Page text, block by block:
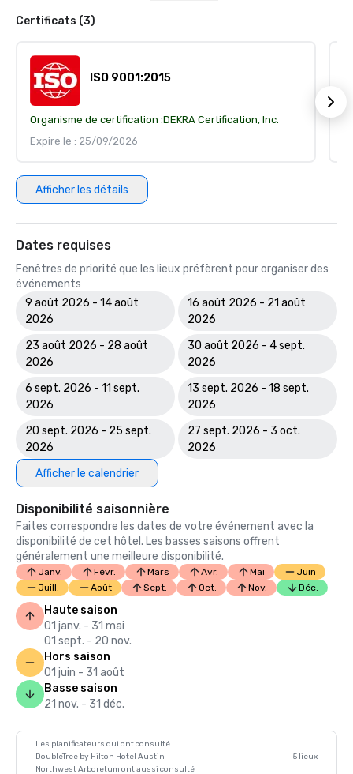
Certificats (3)
ISO 9001:2015
Organisme de certification :DEKRA Certification, Inc.
Expire le : 25/09/2026
Afficher les détails
Dates requises
Fenêtres de priorité que les lieux préfèrent pour organiser des
événements
9 août 2026 - 14 août
2026
16 août 2026 - 21 août
2026
23 août 2026 - 28 août
2026
30 août 2026 - 4 sept.
2026
6 sept. 2026 - 11 sept.
2026
13 sept. 2026 - 18 sept.
2026
20 sept. 2026 - 25 sept.
2026
27 sept. 2026 - 3 oct.
2026
Afficher le calendrier
Disponibilité saisonnière
Faites correspondre les dates de votre événement avec la
disponibilité de cet hôtel. Les basses saisons offrent
généralement une meilleure disponibilité.
Janv. Févr. Mars Avr. Mai
Juin
Juill.
Août Sept. Oct. Nov. Déc.
Haute saison
01 janv. - 31 mai
01 sept. - 20 nov.
Hors saison
01 juin - 31 août
Basse saison
21 nov. - 31 déc.
Les planificateurs qui ont consulté
DoubleTree by Hilton Hotel Austin
Northwest Arboretum ont aussi consulté
5 lieux